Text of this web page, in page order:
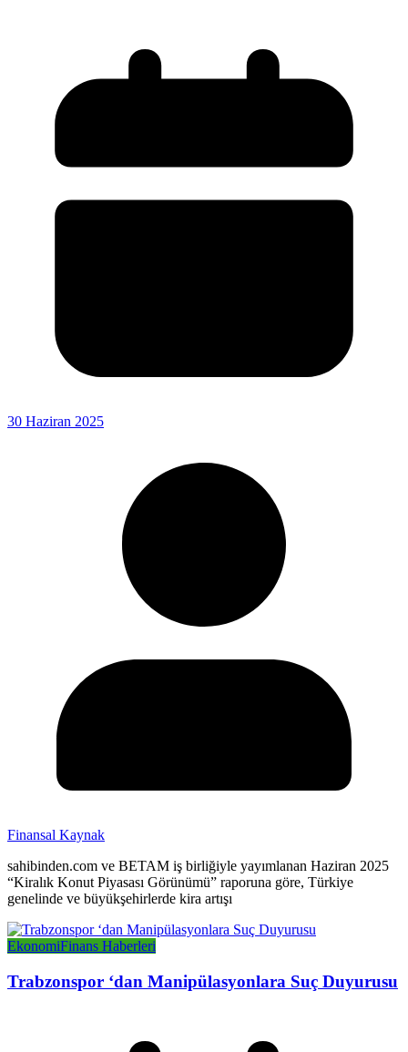
30 Haziran 2025
Finansal Kaynak
sahibinden.com ve BETAM iş birliğiyle yayımlanan Haziran 2025
“Kiralık Konut Piyasası Görünümü” raporuna göre, Türkiye
genelinde ve büyükşehirlerde kira artışı
EkonomiFinans Haberleri
Trabzonspor ‘dan Manipülasyonlara Suç Duyurusu